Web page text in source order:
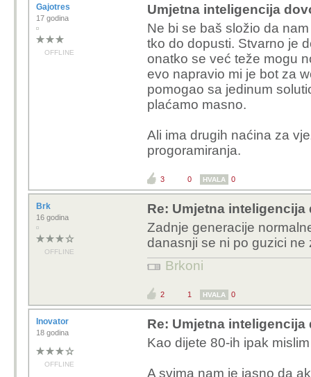
Mislim da je pre malo
modernig agentic
zakljucak. Morati ce za to
Ono sto vidim kao
metoda stvoriti masu
nemanagebilnog, posla za
HVALA
SamoPitam3
7 godina
OFFLINE
Umjetna inteligencija
To da ljudska vrsta
se vise ni ne znaju
vrijeme, da ne idemo na
Sirotanovic
20 mjeseci
OFFLINE
Re: Umjetna
Ovi što meću TD na ove
🤬